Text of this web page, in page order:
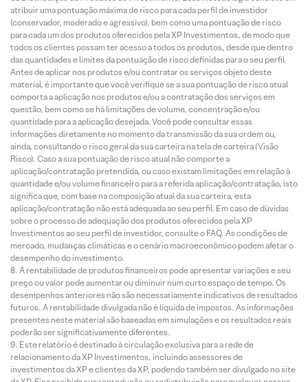
atribuir uma pontuação máxima de risco para cada perfil de investidor
(conservador, moderado e agressivo), bem como uma pontuação de risco
para cada um dos produtos oferecidos pela XP Investimentos, de modo que
todos os clientes possam ter acesso a todos os produtos, desde que dentro
das quantidades e limites da pontuação de risco definidas para o seu perfil.
Antes de aplicar nos produtos e/ou contratar os serviços objeto deste
material, é importante que você verifique se a sua pontuação de risco atual
comporta a aplicação nos produtos e/ou a contratação dos serviços em
questão, bem como se há limitações de volume, concentração e/ou
quantidade para a aplicação desejada. Você pode consultar essas
informações diretamente no momento da transmissão da sua ordem ou,
ainda, consultando o risco geral da sua carteira na tela de carteira (Visão
Risco). Caso a sua pontuação de risco atual não comporte a
aplicação/contratação pretendida, ou caso existam limitações em relação à
quantidade e/ou volume financeiro para a referida aplicação/contratação, isto
significa que, com base na composição atual da sua carteira, esta
aplicação/contratação não está adequada ao seu perfil. Em caso de dúvidas
sobre o processo de adequação dos produtos oferecidos pela XP
Investimentos ao seu perfil de investidor, consulte o FAQ. As condições de
mercado, mudanças climáticas e o cenário macroeconômico podem afetar o
desempenho do investimento.
A rentabilidade de produtos financeiros pode apresentar variações e seu
preço ou valor pode aumentar ou diminuir num curto espaço de tempo. Os
desempenhos anteriores não são necessariamente indicativos de resultados
futuros. A rentabilidade divulgada não é líquida de impostos. As informações
presentes neste material são baseadas em simulações e os resultados reais
poderão ser significativamente diferentes.
Este relatório é destinado à circulação exclusiva para a rede de
relacionamento da XP Investimentos, incluindo assessores de
investimentos da XP e clientes da XP, podendo também ser divulgado no site